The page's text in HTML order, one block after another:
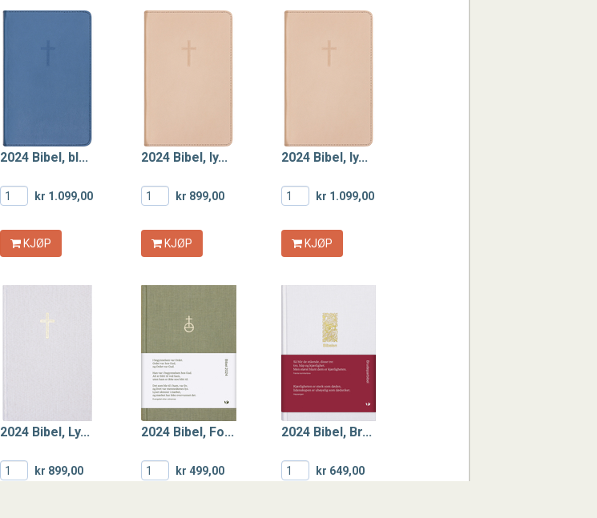
2024 Bibel, bl...
kr 1.099,00
KJØP
2024 Bibel, ly...
kr 899,00
KJØP
2024 Bibel, ly...
kr 1.099,00
KJØP
2024 Bibel, Ly...
kr 899,00
2024 Bibel, Fo...
kr 499,00
2024 Bibel, Br...
kr 649,00